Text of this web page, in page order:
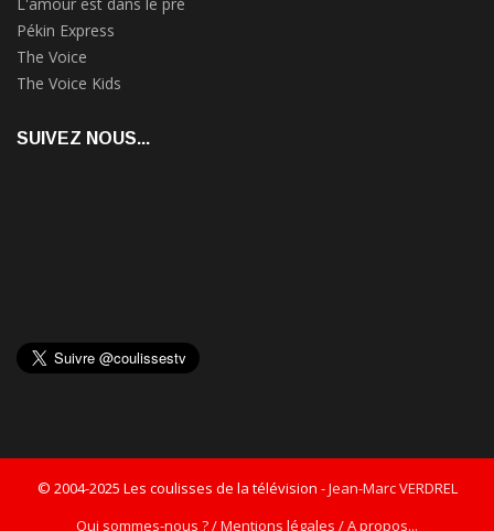
Pékin Express
The Voice
The Voice Kids
SUIVEZ NOUS...
© 2004-2025 Les coulisses de la télévision -Jean-Marc VERDREL
Qui sommes-nous ? / Mentions légales / A propos...